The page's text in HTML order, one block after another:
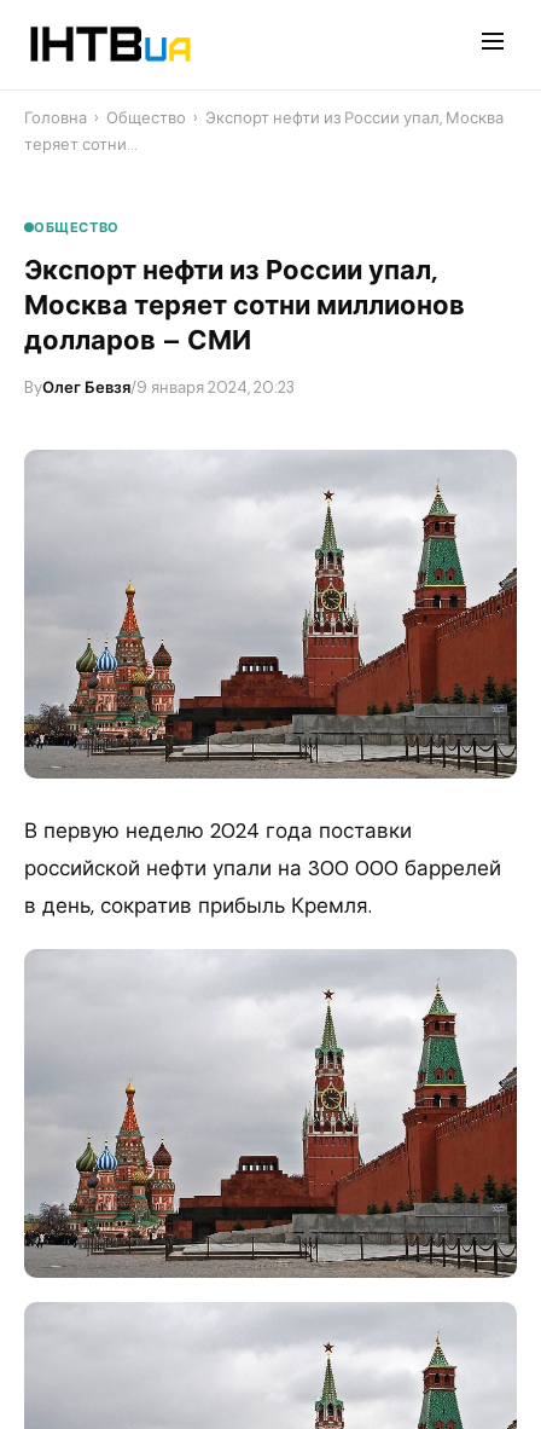
Головна › Общество › Экспорт нефти из России упал, Москва
теряет сотни…
ОБЩЕСТВО
Экспорт нефти из России упал,
Москва теряет сотни миллионов
долларов – СМИ
ByОлег Бевзя/9 января 2024, 20:23
В первую неделю 2024 года поставки
российской нефти упали на 300 000 баррелей
в день, сократив прибыль Кремля.